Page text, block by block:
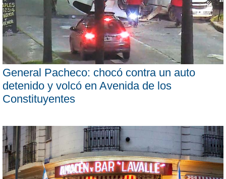
General Pacheco: chocó contra un auto
detenido y volcó en Avenida de los
Constituyentes